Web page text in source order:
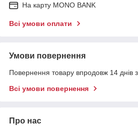
На карту MONO BANK
Всі умови оплати
Умови повернення
Повернення товару впродовж 14 днів
Всі умови повернення
Про нас